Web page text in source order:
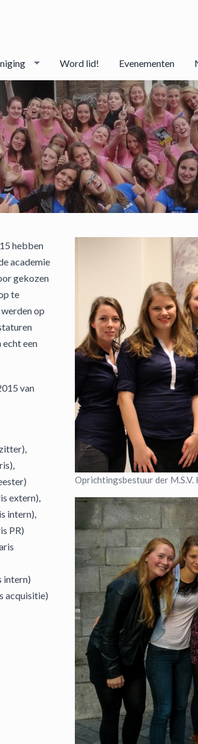
Word lid! Evenementen
hebben
academie
gekozen
te
op
echt een
van
extern),
intern),
PR)
intern)
acquisitie)
Oprichtingsbestuur der M.S.V.